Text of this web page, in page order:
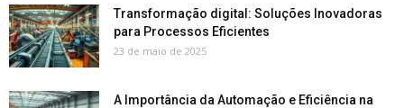
Transformação digital: Soluções Inovadoras
para Processos Eficientes
23 de maio de 2025
A Importância da Automação e Eficiência na